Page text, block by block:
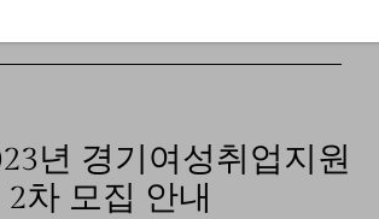
년 경기여성취업지원
차 모집 안내